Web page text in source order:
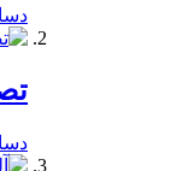
دسامبر
دسامبر